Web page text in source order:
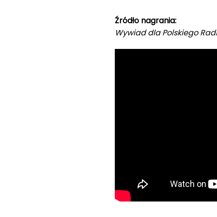
Źródło nagrania:
Wywiad dla Polskiego